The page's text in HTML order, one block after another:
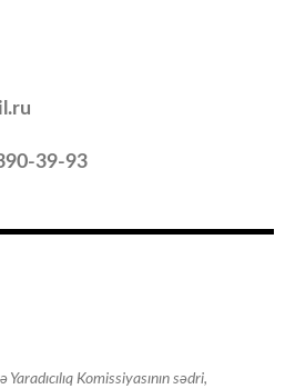
39-93
Komissiyasının sədri,